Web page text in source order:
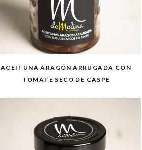
ACEITUNA ARAGÓN ARRUGADA CON
TOMATE SECO DE CASPE